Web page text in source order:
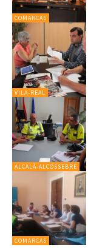
COMARCAS
VILA-REAL
ALCALÀ-ALCOSSEBRE
COMARCAS